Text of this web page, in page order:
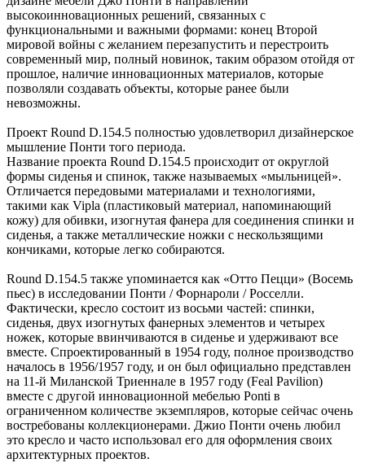
высокоинновационных решений, связанных с
функциональными и важными формами: конец Второй
мировой войны с желанием перезапустить и перестроить
современный мир, полный новинок, таким образом отойдя от
прошлое, наличие инновационных материалов, которые
позволяли создавать объекты, которые ранее были
невозможны.
Проект Round D.154.5 полностью удовлетворил дизайнерское
мышление Понти того периода.
Название проекта Round D.154.5 происходит от округлой
формы сиденья и спинок, также называемых «мыльницей».
Отличается передовыми материалами и технологиями,
такими как Vipla (пластиковый материал, напоминающий
кожу) для обивки, изогнутая фанера для соединения спинки и
сиденья, а также металлические ножки с нескользящими
кончиками, которые легко собираются.
Round D.154.5 также упоминается как «Отто Пецци» (Восемь
пьес) в исследовании Понти / Форнароли / Росселли.
Фактически, кресло состоит из восьми частей: спинки,
сиденья, двух изогнутых фанерных элементов и четырех
ножек, которые ввинчиваются в сиденье и удерживают все
вместе. Спроектированный в 1954 году, полное производство
началось в 1956/1957 году, и он был официально представлен
на 11-й Миланской Триеннале в 1957 году (Feal Pavilion)
вместе с другой инновационной мебелью Ponti в
ограниченном количестве экземпляров, которые сейчас очень
востребованы коллекционерами. Джио Понти очень любил
это кресло и часто использовал его для оформления своих
архитектурных проектов.